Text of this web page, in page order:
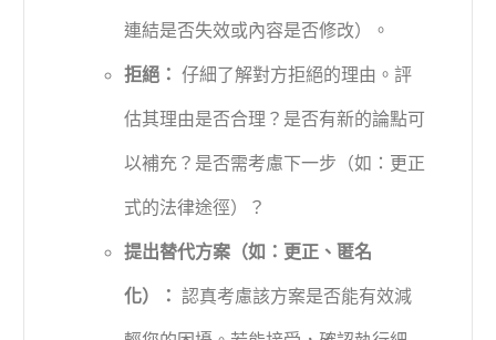
連結是否失效或內容是否修改）。
拒絕： 仔細了解對方拒絕的理由。評
估其理由是否合理？是否有新的論點可
以補充？是否需考慮下一步（如：更正
式的法律途徑）？
提出替代方案（如：更正、匿名
化）： 認真考慮該方案是否能有效減